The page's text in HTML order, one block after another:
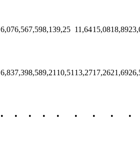
6,076,567,598,139,25 11,6415,0818,89
6,837,398,589,21 10,51 13,2717,2621,69
• • • • • • • • •